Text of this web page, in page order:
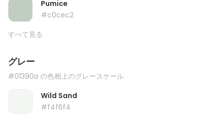
Pumice
#c0cec2
すべて見る
グレー
#01390a の色相上のグレースケール
Wild Sand
#f4f6f4